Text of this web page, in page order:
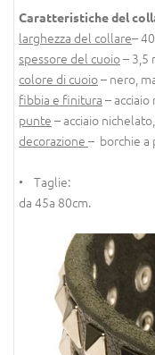
Caratteristiche del
larghezza del collare–
spessore del cuoio– 3,5
colore di cuoio– nero,
fibbia e finitura – acciaio
punte – acciaio nichelato,
decorazione – borchie a
• Taglie:
da 45a 80cm.